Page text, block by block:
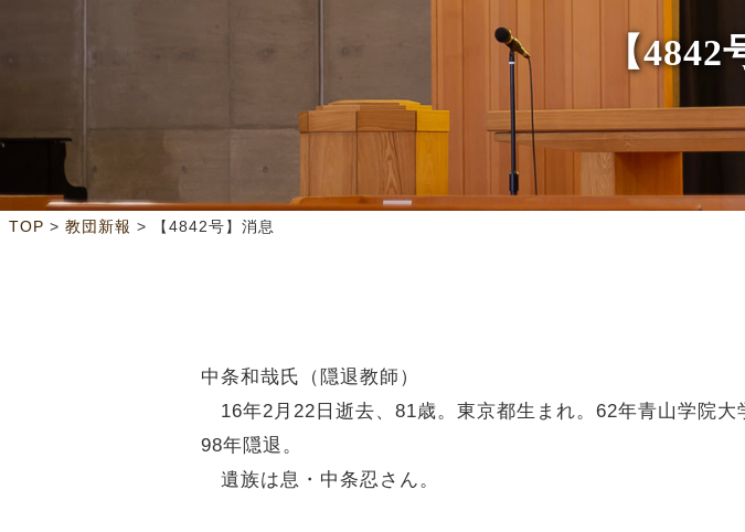
【
TOP > 教団新報 > 【4842号】消息
中条和哉氏（隠退教師）
16年2月22日逝去、81歳。東京都生まれ。62年青山学院
98年隠退。
遺族は息・中条忍さん。